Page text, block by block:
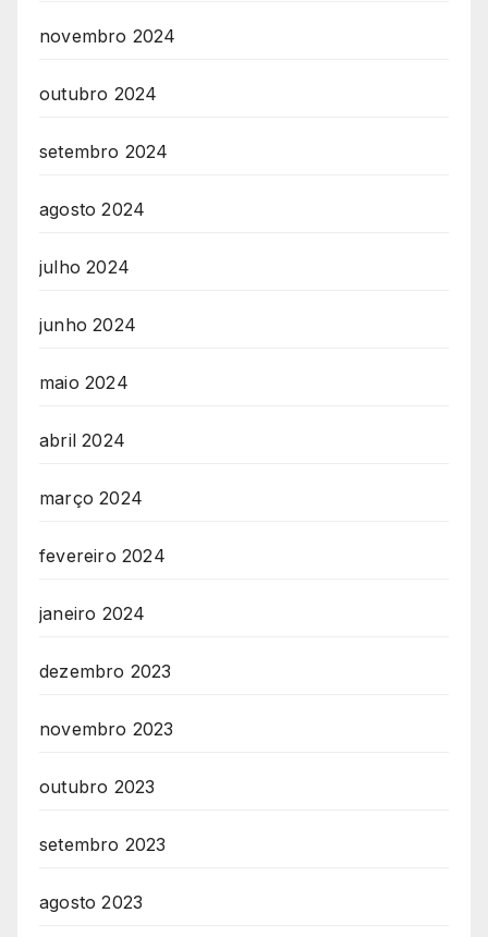
novembro 2024
outubro 2024
setembro 2024
agosto 2024
julho 2024
junho 2024
maio 2024
abril 2024
março 2024
fevereiro 2024
janeiro 2024
dezembro 2023
novembro 2023
outubro 2023
setembro 2023
agosto 2023